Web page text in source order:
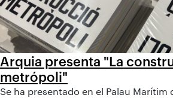
Arquia presenta "La
metrópoli"
Se ha presentado en el Palau Marítim